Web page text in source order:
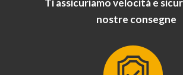
Ti assicuriamo velocità e
nostre consegne